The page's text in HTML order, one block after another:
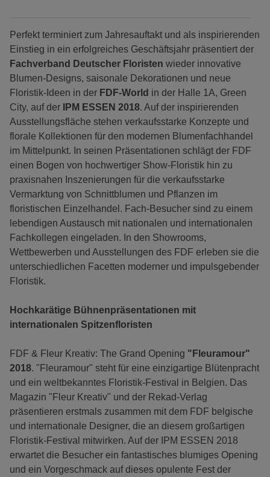
Perfekt terminiert zum Jahresauftakt und als inspirierenden
Einstieg in ein erfolgreiches Geschäftsjahr präsentiert der
Fachverband Deutscher Floristen wieder innovative
Blumen-Designs, saisonale Dekorationen und neue
Floristik-Ideen in der FDF-World in der Halle 1A, Green
City, auf der
IPM ESSEN 2018. Auf der inspirierenden
Ausstellungsfläche stehen verkaufsstarke Konzepte und
florale Kollektionen für den modernen Blumenfachhandel
im Mittelpunkt. In seinen Präsentationen schlägt der FDF
einen Bogen von hochwertiger Show-Floristik hin zu
praxisnahen Inszenierungen für die verkaufsstarke
Vermarktung von Schnittblumen und Pflanzen im
floristischen Einzelhandel. Fach-Besucher sind zu einem
lebendigen Austausch mit nationalen und internationalen
Fachkollegen eingeladen. In den Showrooms,
Wettbewerben und Ausstellungen des FDF erleben sie die
unterschiedlichen Facetten moderner und impulsgebender
Floristik.
Hochkarätige Bühnenpräsentationen mit
internationalen Spitzenfloristen
FDF & Fleur Kreativ: The Grand Opening "Fleuramour"
2018. "Fleuramour" steht für eine einzigartige Blütenpracht
und ein weltbekanntes Floristik-Festival in Belgien. Das
Magazin "Fleur Kreativ" und der Rekad-Verlag
präsentieren erstmals zusammen mit dem FDF belgische
und internationale Designer, die an diesem großartigen
Floristik-Festival mitwirken. Auf der IPM ESSEN 2018
erwartet die Besucher ein fantastisches blumiges Opening
und ein Vorgeschmack auf dieses opulente Fest der